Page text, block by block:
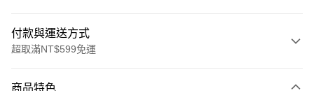
付款與運送方式
超取滿NT$599免運
商品特色